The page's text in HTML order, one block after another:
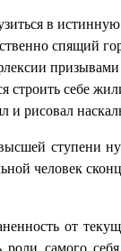
в
спящий
строить себе
и рисовал
ступени
человек
от